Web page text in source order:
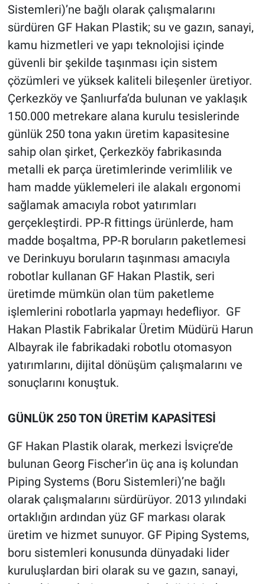
Sistemleri)’ne bağlı olarak çalışmalarını
sürdüren GF Hakan Plastik; su ve gazın, sanayi,
kamu hizmetleri ve yapı teknolojisi içinde
güvenli bir şekilde taşınması için sistem
çözümleri ve yüksek kaliteli bileşenler üretiyor.
Çerkezköy ve Şanlıurfa’da bulunan ve yaklaşık
150.000 metrekare alana kurulu tesislerinde
günlük 250 tona yakın üretim kapasitesine
sahip olan şirket, Çerkezköy fabrikasında
metalli ek parça üretimlerinde verimlilik ve
ham madde yüklemeleri ile alakalı ergonomi
sağlamak amacıyla robot yatırımları
gerçekleştirdi. PP-R fittings ürünlerde, ham
madde boşaltma, PP-R boruların paketlemesi
ve Derinkuyu boruların taşınması amacıyla
robotlar kullanan GF Hakan Plastik, seri
üretimde mümkün olan tüm paketleme
işlemlerini robotlarla yapmayı hedefliyor. GF
Hakan Plastik Fabrikalar Üretim Müdürü Harun
Albayrak ile fabrikadaki robotlu otomasyon
yatırımlarını, dijital dönüşüm çalışmalarını ve
sonuçlarını konuştuk.
GÜNLÜK 250 TON ÜRETİM KAPASİTESİ
GF Hakan Plastik olarak, merkezi İsviçre’de
bulunan Georg Fischer’in üç ana iş kolundan
Piping Systems (Boru Sistemleri)’ne bağlı
olarak çalışmalarını sürdürüyor. 2013 yılındaki
ortaklığın ardından yüz GF markası olarak
üretim ve hizmet sunuyor. GF Piping Systems,
boru sistemleri konusunda dünyadaki lider
kuruluşlardan biri olarak su ve gazın, sanayi,